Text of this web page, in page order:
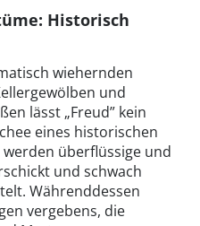
Historisch
wiehernden
und
lässt „Freud” kein
eines historischen
überflüssige und
und schwach
Währenddessen
vergebens, die